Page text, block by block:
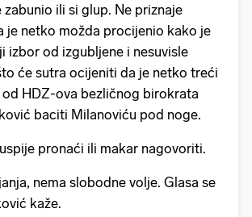
zabunio ili si glup. Ne priznaje
je netko možda procijenio kako je
izbor od izgubljene i nesuvisle
će sutra ocijeniti da je netko treći
HDZ-ova bezličnog birokrata
baciti Milanoviću pod noge.
pronaći ili makar nagovoriti.
nema slobodne volje. Glasa se
kaže.